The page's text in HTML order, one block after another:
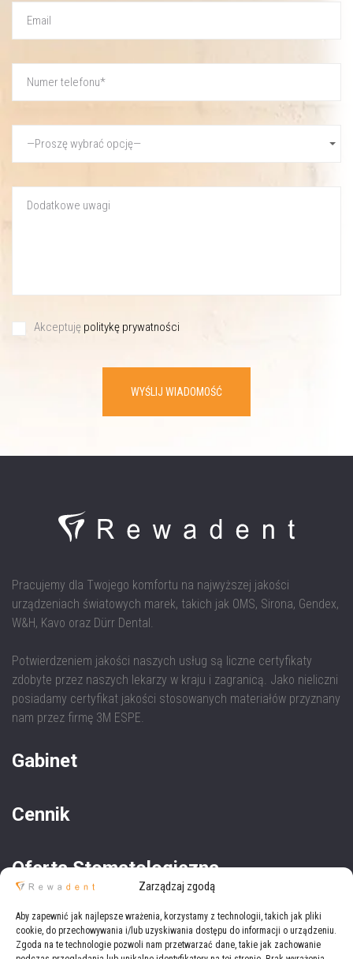
Zarządzaj zgodą
Aby zapewnić jak najlepsze wrażenia, korzystamy z technologii, takich jak pliki
cookie, do przechowywania i/lub uzyskiwania dostępu do informacji o urządzeniu.
Zgoda na te technologie pozwoli nam przetwarzać dane, takie jak zachowanie
Akceptuję politykę prywatności
WYŚLIJ WIADOMOŚĆ
Pracujemy dla Twojego komfortu na najwyższej jakości
urządzeniach światowych marek, takich jak OMS, Sirona, Gendex,
W&H, Kavo oraz Dürr Dental.
Potwierdzeniem jakości naszych usług są liczne certyfikaty
zdobyte przez naszych lekarzy w kraju i zagranicą. Jako nieliczni
posiadamy certyfikat jakości stosowanych materiałów przyznany
nam przez firmę 3M ESPE.
Gabinet
Cennik
Oferta Stomatologiczna
Oferta Medyczna